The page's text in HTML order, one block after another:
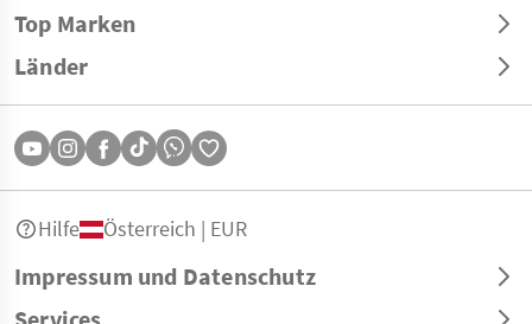
Top Marken
Länder
Impressum und Datenschutz
Hilfe Österreich | EUR